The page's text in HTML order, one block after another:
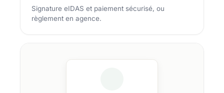
Signature eIDAS et paiement sécurisé, ou
règlement en agence.